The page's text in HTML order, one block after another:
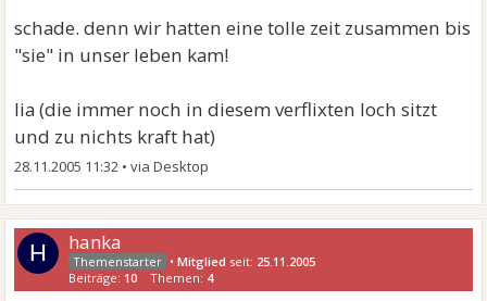
schade. denn wir hatten eine tolle zeit zusammen bis
"sie" in unser leben kam!
lia (die immer noch in diesem verflixten loch sitzt
und zu nichts kraft hat)
28.11.2005 11:32 •
H hanka
•Mitglied seit: 25.11.2005
Beiträge: 10 Themen: 4